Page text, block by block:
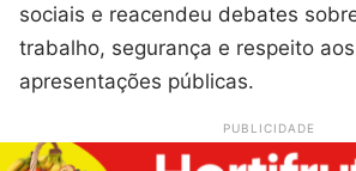
sociais e reacendeu debates
trabalho, segurança e respeito
apresentações públicas.
PUBLICIDADE